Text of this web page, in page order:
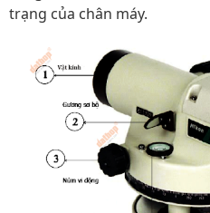
trạng của chân máy.